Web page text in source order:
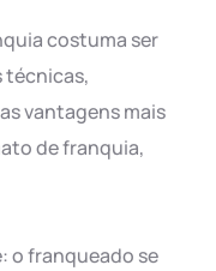
costuma ser
técnicas,
vantagens mais
de franquia,
o franqueado se